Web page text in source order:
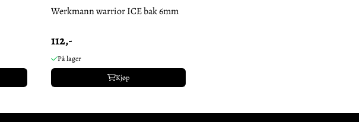
Werkmann warrior ICE bak 6mm
112,-
På lager
Kjøp